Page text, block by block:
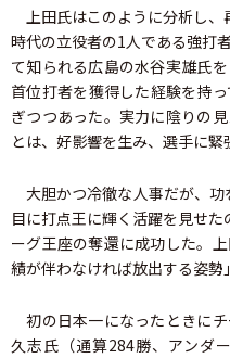
上田氏はこのように分析し、
時代の立役者の1人である強打
て知られる広島の水谷実雄氏
首位打者を獲得した経験を持
ぎつつあった。実力に陰りの
とは、好影響を生み、選手に緊
大胆かつ冷徹な人事だが、功
目に打点王に輝く活躍を見せ
ーグ王座の奪還に成功した。
績が伴わなければ放出する姿勢
初の日本一になったときに
久志氏（通算284勝、アンダ